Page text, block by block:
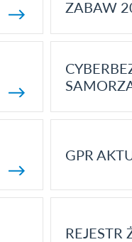
ZABAW
GPR
REJESTR